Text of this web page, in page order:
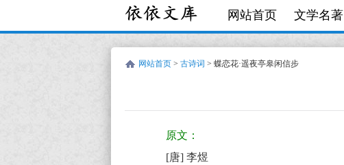
网站首页 文学名著
网站首页 > 古诗词 > 蝶恋花·遥夜亭皋闲信步
唐
古
原文：
[唐] 李煜